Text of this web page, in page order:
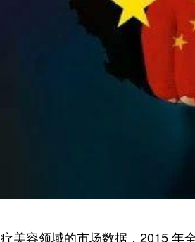
美容领域的市场数据，2015 年